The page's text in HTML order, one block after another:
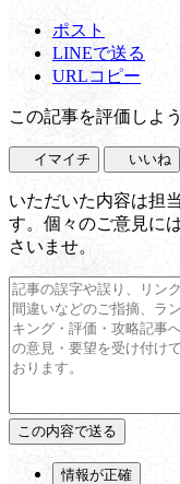
ポスト
LINEで送る
URLコピー
この記事を評価しよう
イマイチ いいね
いただいた内容は担
す。個々のご意見に
さいませ。
情報が正確